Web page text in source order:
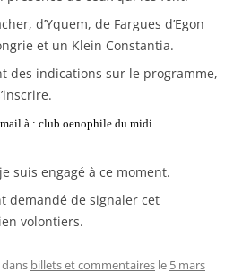
d’Yquem, de Fargues d’Egon
et un Klein Constantia.
des indications sur le programme,
à : club oenophile du midi
suis engagé à ce moment.
demandé de signaler cet
volontiers.
billets et commentaires le 5 mars